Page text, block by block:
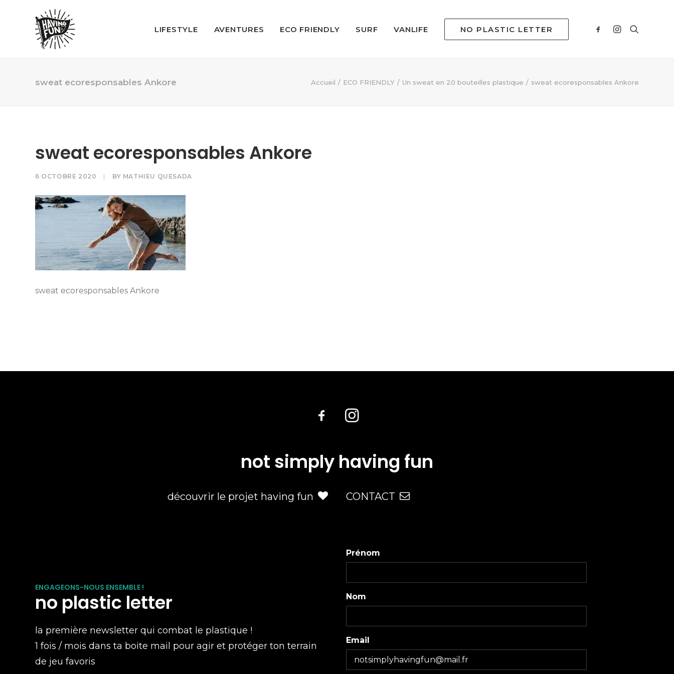
LIFESTYLE AVENTURES ECO FRIENDLY SURF VANLIFE NO PLASTIC LETTER
sweat ecoresponsables Ankore Accueil ECO FRIENDLY Un sweat en 20 bouteilles plastique sweat ecoresponsables Ankore
sweat ecoresponsables Ankore
6 OCTOBRE 2020 | BY MATHIEU QUESADA
sweat ecoresponsables Ankore
not simply having fun
découvrir le projet having fun CONTACT
ENGAGEONS-NOUS ENSEMBLE !
no plastic letter
la première newsletter qui combat le plastique !
1 fois / mois dans ta boite mail pour agir et protéger ton terrain
de jeu favoris
Prénom
Nom
Email